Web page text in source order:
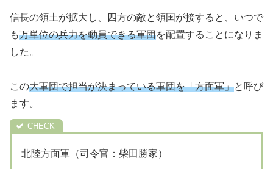
信長の領土が拡大し、四方の敵と領国が接すると、いつで
も万単位の兵力を動員できる軍団を配置することになりま
した。
この大軍団で担当が決まっている軍団を「方面軍」と呼び
ます。
北陸方面軍（司令官：柴田勝家）